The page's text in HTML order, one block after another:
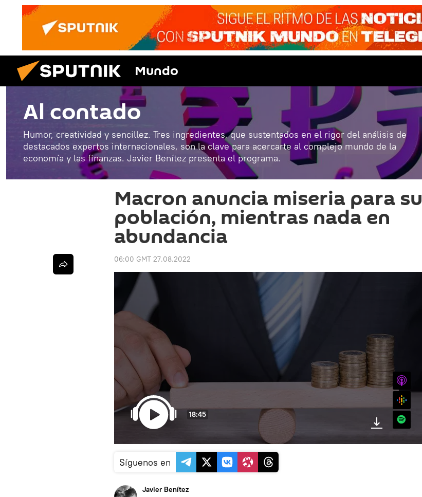
Mundo
Al contado
Humor, creatividad y sencillez. Tres ingredientes, que sustentados en el rigor del análisis de
destacados expertos internacionales, son la clave para acercarte al complejo mundo de la
economía y las finanzas. Javier Benítez presenta el programa.
Macron anuncia miseria para su
población, mientras nada en
abundancia
06:00 GMT 27.08.2022
18:45
iTunes
Spotify
Síguenos en
Javier Benítez